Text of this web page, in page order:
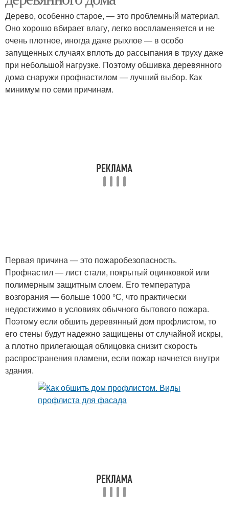
Дерево, особенно старое, — это проблемный материал.
Оно хорошо вбирает влагу, легко воспламеняется и не
очень плотное, иногда даже рыхлое — в особо
запущенных случаях вплоть до рассыпания в труху даже
при небольшой нагрузке. Поэтому обшивка деревянного
дома снаружи профнастилом — лучший выбор. Как
минимум по семи причинам.
Первая причина — это пожаробезопасность.
Профнастил — лист стали, покрытый оцинковкой или
полимерным защитным слоем. Его температура
возгорания — больше 1000 °С, что практически
недостижимо в условиях обычного бытового пожара.
Поэтому если обшить деревянный дом профлистом, то
его стены будут надежно защищены от случайной искры,
а плотно прилегающая облицовка снизит скорость
распространения пламени, если пожар начнется внутри
здания.